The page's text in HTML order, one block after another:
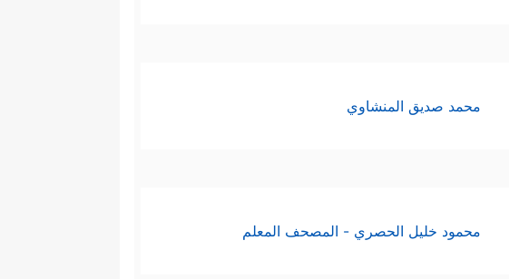
الدينيّة واعتمدوا طريقة التقليد باعتبار
واللغة، والتاريخ، ولا مجال لتغييره؛
محمد صديق المنشاوي
محمود خليل الحصري - المصحف المعلم